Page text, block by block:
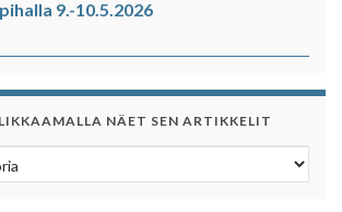
9.-10.5.2026
NÄET SEN ARTIKKELIT
näet sen artikkelit